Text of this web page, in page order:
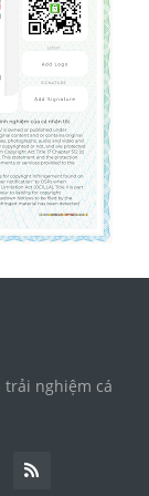
trải nghiệm cá